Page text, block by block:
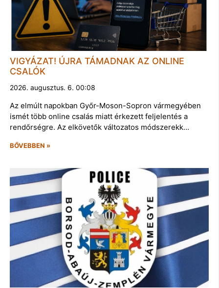
VIGYÁZAT! ÚJRA TÁMADNAK AZ ONLINE
CSALÓK
2026. augusztus. 6. 00:08
Az elmúlt napokban Győr-Moson-Sopron vármegyében
ismét több online csalás miatt érkezett feljelentés a
rendőrségre. Az elkövetők változatos módszerekk…
BŐVEBBEN »